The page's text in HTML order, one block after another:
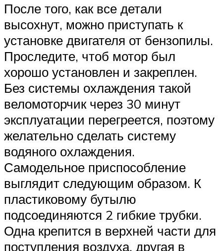
После того, как все детали
высохнут, можно приступать к
установке двигателя от бензопилы.
Проследите, чтоб мотор был
хорошо установлен и закреплен.
Без системы охлаждения такой
веломоторчик через 30 минут
эксплуатации перегреется, поэтому
желательно сделать систему
водяного охлаждения.
Самодельное приспособление
выглядит следующим образом. К
пластиковому бутылю
подсоединяются 2 гибкие трубки.
Одна крепится в верхней части для
поступления воздуха, другая в